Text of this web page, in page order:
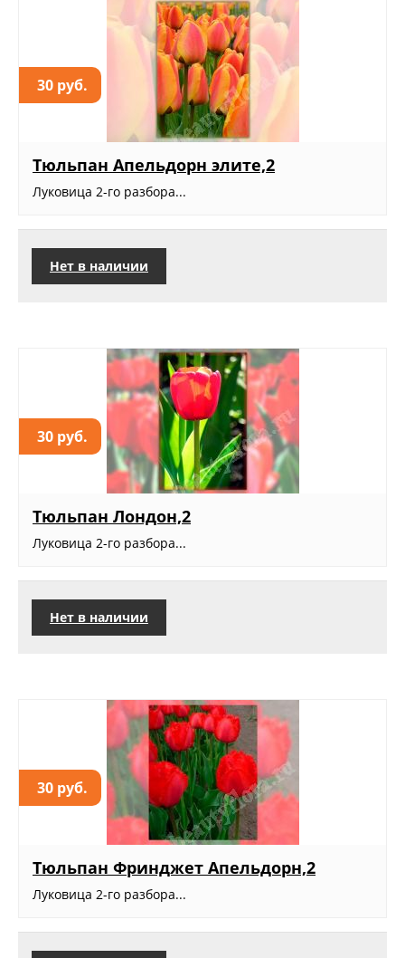
30 руб.
Тюльпан Апельдорн элите,2
Луковица 2-го разбора...
Нет в наличии
30 руб.
Тюльпан Лондон,2
Луковица 2-го разбора...
Нет в наличии
30 руб.
Тюльпан Фринджет Апельдорн,2
Луковица 2-го разбора...